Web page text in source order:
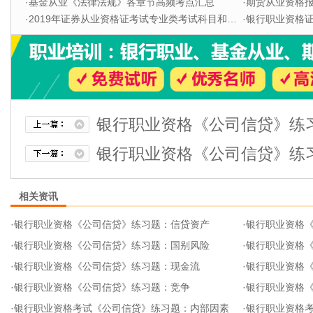
·2019年证券从业资格证考试专业类考试科目和题型 ·银行职业资格证
银行职业资格《公司信贷》练
银行职业资格《公司信贷》练
相关资讯
·银行职业资格《公司信贷》练习题：信贷资产 ·银行职业资格
·银行职业资格《公司信贷》练习题：国别风险 ·银行职业资格
·银行职业资格《公司信贷》练习题：现金流 ·银行职业资格
·银行职业资格《公司信贷》练习题：竞争 ·银行职业资格
·银行职业资格考试《公司信贷》练习题：内部因素 ·银行职业资格